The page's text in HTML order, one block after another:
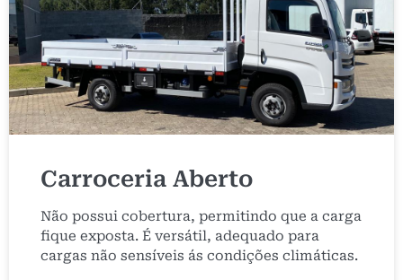
Carroceria Aberto
Não possui cobertura, permitindo que a carga
fique exposta. É versátil, adequado para
cargas não sensíveis ás condições climáticas.